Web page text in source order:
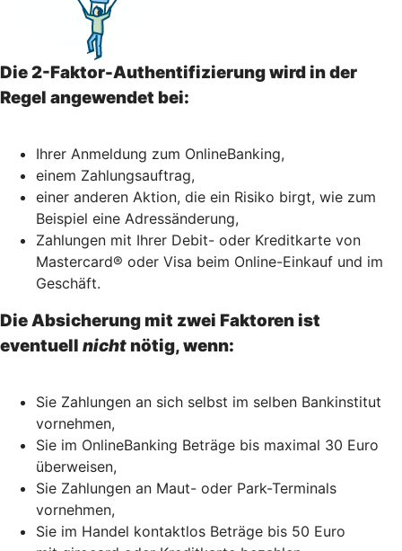
Die 2-Faktor-Authentifizierung wird in der
Regel angewendet bei:
Ihrer Anmeldung zum OnlineBanking,
einem Zahlungsauftrag,
einer anderen Aktion, die ein Risiko birgt, wie zum
Beispiel eine Adressänderung,
Zahlungen mit Ihrer Debit- oder Kreditkarte von
Mastercard® oder Visa beim Online-Einkauf und im
Geschäft.
Die Absicherung mit zwei Faktoren ist
eventuell nicht nötig, wenn:
Sie Zahlungen an sich selbst im selben Bankinstitut
vornehmen,
Sie im OnlineBanking Beträge bis maximal 30 Euro
überweisen,
Sie Zahlungen an Maut- oder Park-Terminals
vornehmen,
Sie im Handel kontaktlos Beträge bis 50 Euro